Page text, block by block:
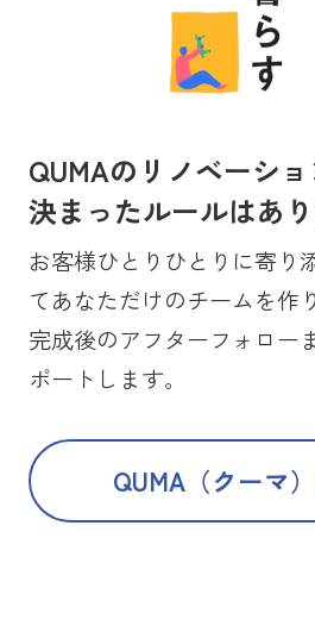
QUMAのリノベーシ
決まったルールはあり
お客様ひとりひとりに寄り
てあなただけのチームを作
完成後のアフターフォロー
ポートします。
QUMA（クーマ